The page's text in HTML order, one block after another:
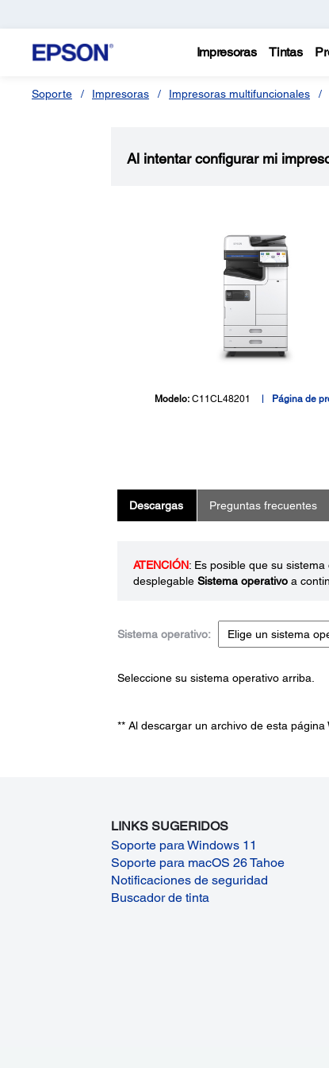
Impresoras Tintas
Soporte Impresoras Impresoras multifuncionales
Al intentar configurar mi
Modelo:C11CL48201 Página de
Descargas Preguntas frecuentes
ATENCIÓN: Es posible que su
desplegable Sistema operativoa
Sistema operativo:
Seleccione su sistema operativo arriba.
** Al descargar un archivo de esta
LINKS SUGERIDOS
Soporte para Windows 11
Soporte para macOS 26 Tahoe
Notificaciones de seguridad
Buscador de tinta